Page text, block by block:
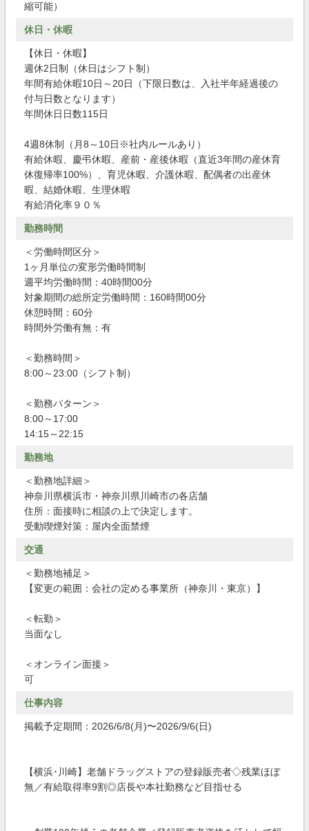
縮可能）
休日・休暇
【休日・休暇】
週休2日制（休日はシフト制）
年間有給休暇10日～20日（下限日数は、入社半年経過後の
付与日数となります）
年間休日日数115日
4週8休制（月8～10日※社内ルールあり）
有給休暇、慶弔休暇、産前・産後休暇（直近3年間の産休育
休復帰率100%）、育児休暇、介護休暇、配偶者の出産休
暇、結婚休暇、生理休暇
有給消化率９０％
勤務時間
＜労働時間区分＞
1ヶ月単位の変形労働時間制
週平均労働時間：40時間00分
対象期間の総所定労働時間：160時間00分
休憩時間：60分
時間外労働有無：有
＜勤務時間＞
8:00～23:00（シフト制）
＜勤務パターン＞
8:00～17:00
14:15～22:15
勤務地
＜勤務地詳細＞
神奈川県横浜市・神奈川県川崎市の各店舗
住所：面接時に相談の上で決定します。
受動喫煙対策：屋内全面禁煙
交通
＜勤務地補足＞
【変更の範囲：会社の定める事業所（神奈川・東京）】
＜転勤＞
当面なし
＜オンライン面接＞
可
仕事内容
掲載予定期間：2026/6/8(月)〜2026/9/6(日)
【横浜･川崎】老舗ドラッグストアの登録販売者◇残業ほぼ
無／有給取得率9割◎店長や本社勤務など目指せる